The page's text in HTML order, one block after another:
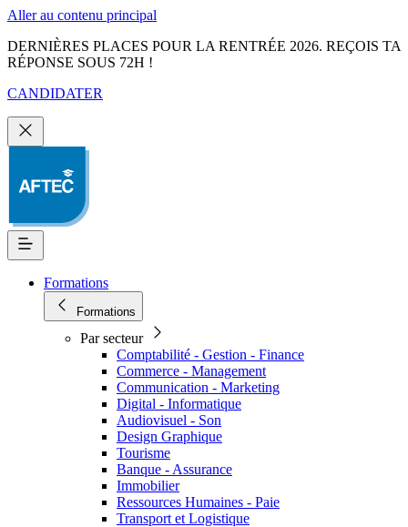
Aller au contenu principal
DERNIÈRES PLACES POUR LA RENTRÉE 2026. REÇOIS TA
RÉPONSE SOUS 72H !
CANDIDATER
Formations
Formations
Par secteur
Comptabilité - Gestion - Finance
Commerce - Management
Communication - Marketing
Digital - Informatique
Audiovisuel - Son
Design Graphique
Tourisme
Banque - Assurance
Immobilier
Ressources Humaines - Paie
Transport et Logistique